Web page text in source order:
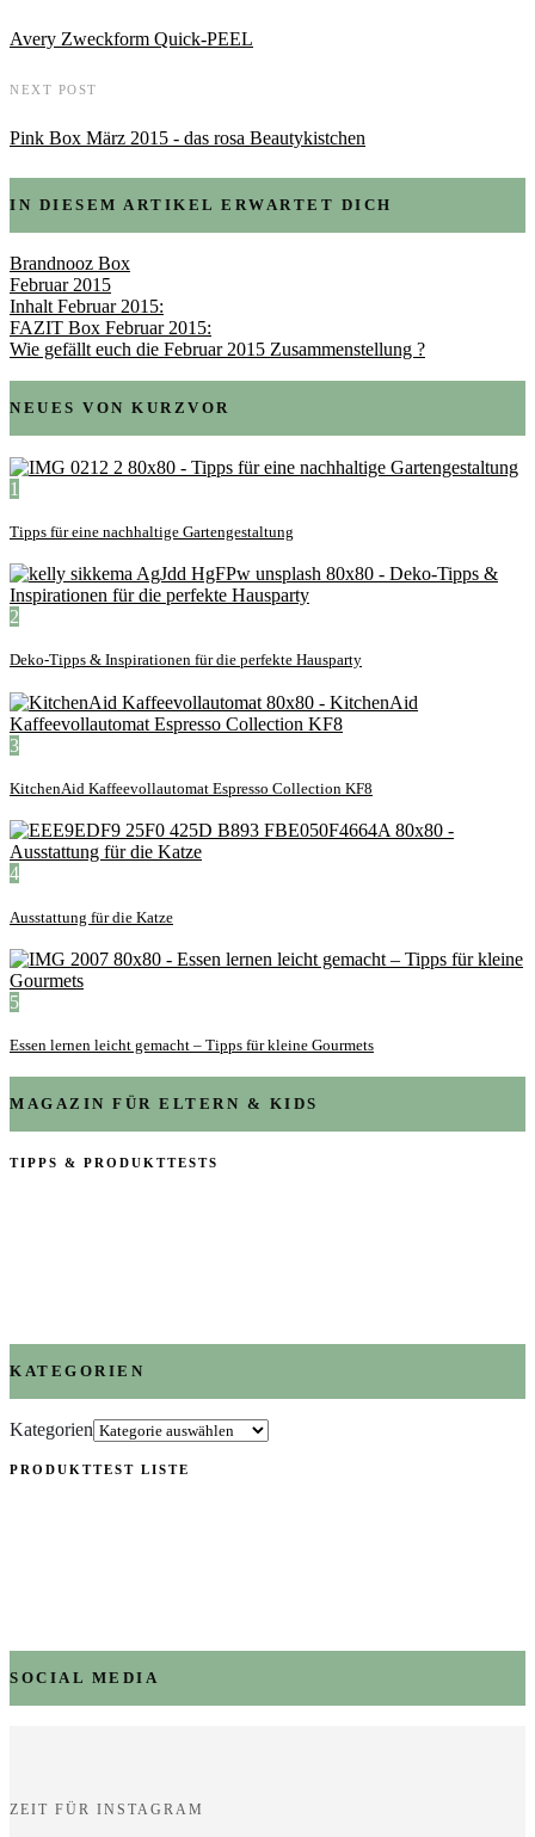
Avery Zweckform Quick-PEEL
NEXT POST
Pink Box März 2015 - das rosa Beautykistchen
IN DIESEM ARTIKEL ERWARTET DICH
Brandnooz Box
Februar 2015
Inhalt Februar 2015:
FAZIT Box Februar 2015:
Wie gefällt euch die Februar 2015 Zusammenstellung ?
NEUES VON KURZVOR
1
Tipps für eine nachhaltige Gartengestaltung
2
Deko-Tipps & Inspirationen für die perfekte Hausparty
3
KitchenAid Kaffeevollautomat Espresso Collection KF8
4
Ausstattung für die Katze
5
Essen lernen leicht gemacht – Tipps für kleine Gourmets
MAGAZIN FÜR ELTERN & KIDS
TIPPS & PRODUKTTESTS
KATEGORIEN
Kategorien
PRODUKTTEST LISTE
SOCIAL MEDIA
ZEIT FÜR INSTAGRAM